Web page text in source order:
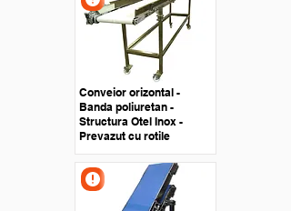
Conveior orizontal -
Banda poliuretan -
Structura Otel Inox -
Prevazut cu rotile